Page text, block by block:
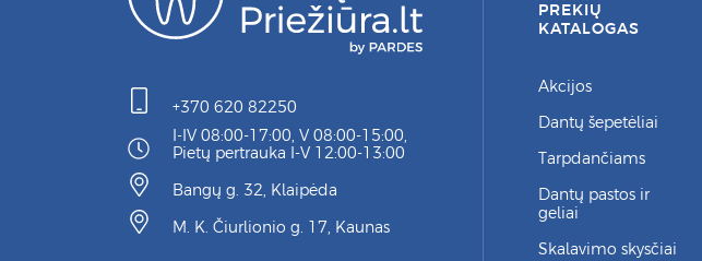
+370 620 82250
I-IV 08:00-17:00, V 08:00-15:00,
Pietų pertrauka I-V 12:00-13:00
Bangų g. 32, Klaipėda
M. K. Čiurlionio g. 17, Kaunas
PREKIŲ
KATALOGAS
Akcijos
Dantų šepetėliai
Tarpdančiams
Dantų pastos ir
geliai
Skalavimo skysčiai